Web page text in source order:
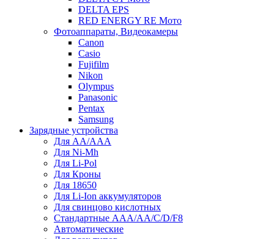
DELTA EPS
RED ENERGY RE Мото
Фотоаппараты, Видеокамеры
Canon
Casio
Fujifilm
Nikon
Olympus
Panasonic
Pentax
Samsung
Зарядные устройства
Для AA/AAA
Для Ni-Mh
Для Li-Pol
Для Кроны
Для 18650
Для Li-Ion аккумуляторов
Для свинцово кислотных
Стандартные ААА/АА/С/D/F8
Автоматические